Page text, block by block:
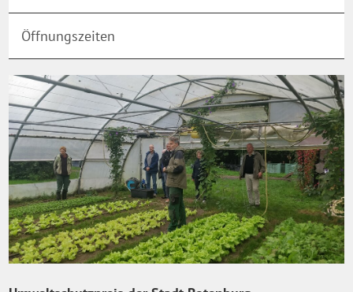
Öffnungszeiten